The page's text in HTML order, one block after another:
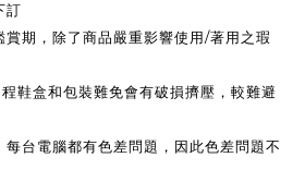
訂
期，除了商品嚴重影響使用/著用之瑕
鞋盒和包裝難免會有破損擠壓，較難避
台電腦都有色差問題，因此色差問題不